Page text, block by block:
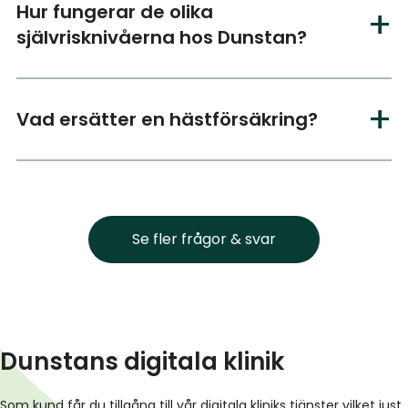
Hur fungerar de olika
självrisknivåerna hos Dunstan?
Vad ersätter en hästförsäkring?
Se fler frågor & svar
Dunstans digitala klinik